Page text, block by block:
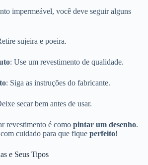
impermeável, você deve seguir alguns
sujeira e poeira.
: Use um revestimento de qualidade.
: Siga as instruções do fabricante.
secar bem antes de usar.
revestimento é como pintar um desenho.
cuidado para que fique perfeito!
e Seus Tipos